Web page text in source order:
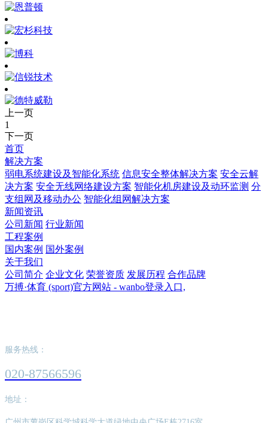
上一页
1
下一页
首页
解决方案
弱电系统建设及智能化系统 信息安全整体解决方案 安全云解
决方案 安全无线网络建设方案 智能化机房建设及动环监测 分
支组网及移动办公 智能化组网解决方案
新闻资讯
公司新闻 行业新闻
工程案例
国内案例 国外案例
关于我们
公司简介 企业文化 荣誉资质 发展历程 合作品牌
万搏·体育 (sport)官方网站 - wanbo登录入口,
服务热线：
020-87566596
地址：